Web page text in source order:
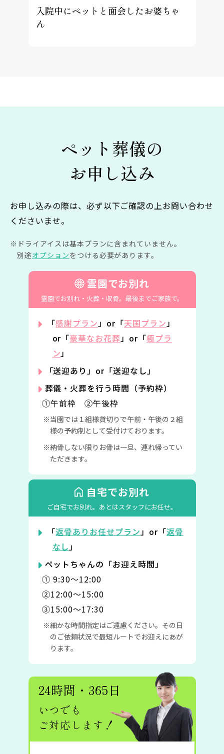
入院中にペットと面会したお婆ちゃ
ん
ペット葬儀の
お申し込み
お申し込みの際は、必ず以下ご確認の上お問い合わせ
くださいませ。
ドライアイスは基本プランに含まれていません。
別途オプションをつける必要があります。
霊園でお別れ
霊園でお別れ・火葬・収骨。 最後までご家族で。
「感謝プラン」or「天国プラン」
or「豪華なお花葬」or「極プラ
ン」
「送迎あり」or「送迎なし」
葬儀・火葬を行う時間（予約枠）
①午前枠 ②午後枠
当園では１組様貸切りで午前・午後の２組
様の予約制として受付けております。
納骨しない限りお骨は一旦、連れ帰ってい
ただきます。
自宅でお別れ
ご自宅でお別れ。 あとはスタッフにお任せ。
「返骨ありお任せプラン」or「返骨
なし」
ペットちゃんの「お迎え時間」
① 9:30〜12:00
②12:00〜15:00
③15:00〜17:30
細かな時間指定はご遠慮ください。その日
のご依頼状況で最短ルートでお迎えにあが
ります。
24時間・365日
いつでも
ご対応します！